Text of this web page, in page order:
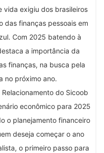
vida exigiu dos brasileiros
das finanças pessoais em
Com 2025 batendo à
a importância da
finanças, na busca pela
no próximo ano.
do Sicoob
econômico para 2025
o planejamento financeiro
deseja começar o ano
o primeiro passo para